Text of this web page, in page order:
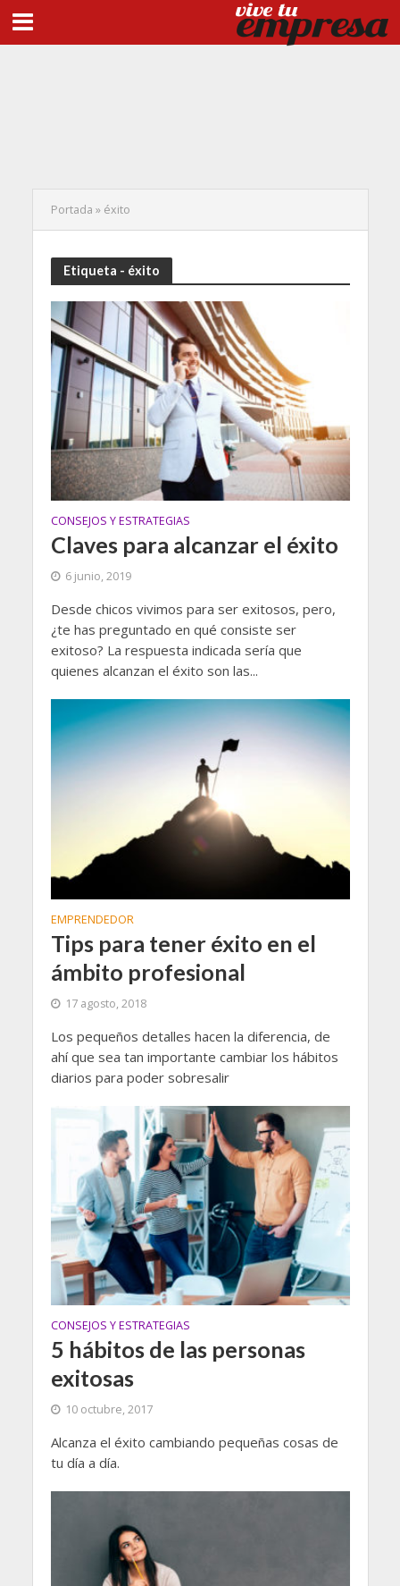
Portada » éxito
Etiqueta - éxito
CONSEJOS Y ESTRATEGIAS
Claves para alcanzar el éxito
6 junio, 2019
Desde chicos vivimos para ser exitosos, pero,
¿te has preguntado en qué consiste ser
exitoso? La respuesta indicada sería que
quienes alcanzan el éxito son las...
EMPRENDEDOR
Tips para tener éxito en el
ámbito profesional
17 agosto, 2018
Los pequeños detalles hacen la diferencia, de
ahí que sea tan importante cambiar los hábitos
diarios para poder sobresalir
CONSEJOS Y ESTRATEGIAS
5 hábitos de las personas
exitosas
10 octubre, 2017
Alcanza el éxito cambiando pequeñas cosas de
tu día a día.